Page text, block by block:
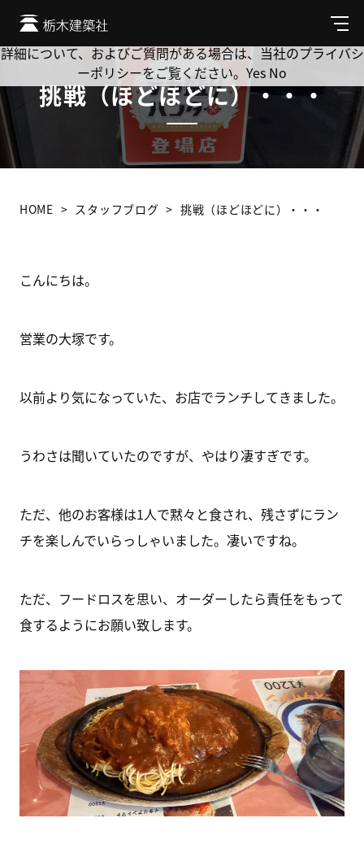
メ
ニ
ュ
挑戦（ほどほどに）・・・
HOME スタッフブログ 挑戦（ほどほどに）・・・
こんにちは。
営業の大塚です。
以前より気になっていた、お店でランチしてきました。
うわさは聞いていたのですが、やはり凄すぎです。
ただ、他のお客様は1人で黙々と食され、残さずにラン
チを楽しんでいらっしゃいました。凄いですね。
ただ、フードロスを思い、オーダーしたら責任をもって
食するようにお願い致します。
Cookie を使用して、お客様の活動を追跡してもよろしいです
か? 当社ではお客様のプライバシーを極めて重視しています。
詳細について、およびご質問がある場合は、当社のプライバシ
ーポリシーをご覧ください。 Yes No